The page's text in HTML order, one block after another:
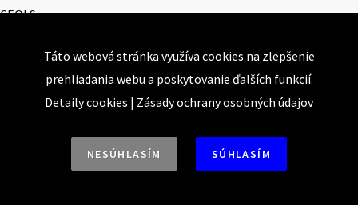
CEQLS
Cena Ernesta Valka
Študentská esej
Deň daňového odbremenenia
Táto webová stránka využíva cookies na zlepšenie
prehliadania webu a poskytovanie ďalších funkcií.
Detaily cookies | Zásady ochrany osobných údajov
NESÚHLASÍM SÚHLASÍM